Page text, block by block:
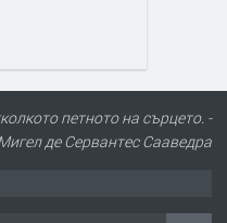
петното на сърцето. -
де Сервантес Сааведра